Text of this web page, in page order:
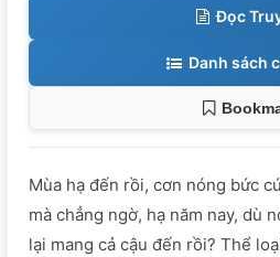
Đọc
Danh sách
Mùa hạ đến rồi, cơn nóng bức
mà chẳng ngờ, hạ năm nay, dù
lại mang cả cậu đến rồi? Thể